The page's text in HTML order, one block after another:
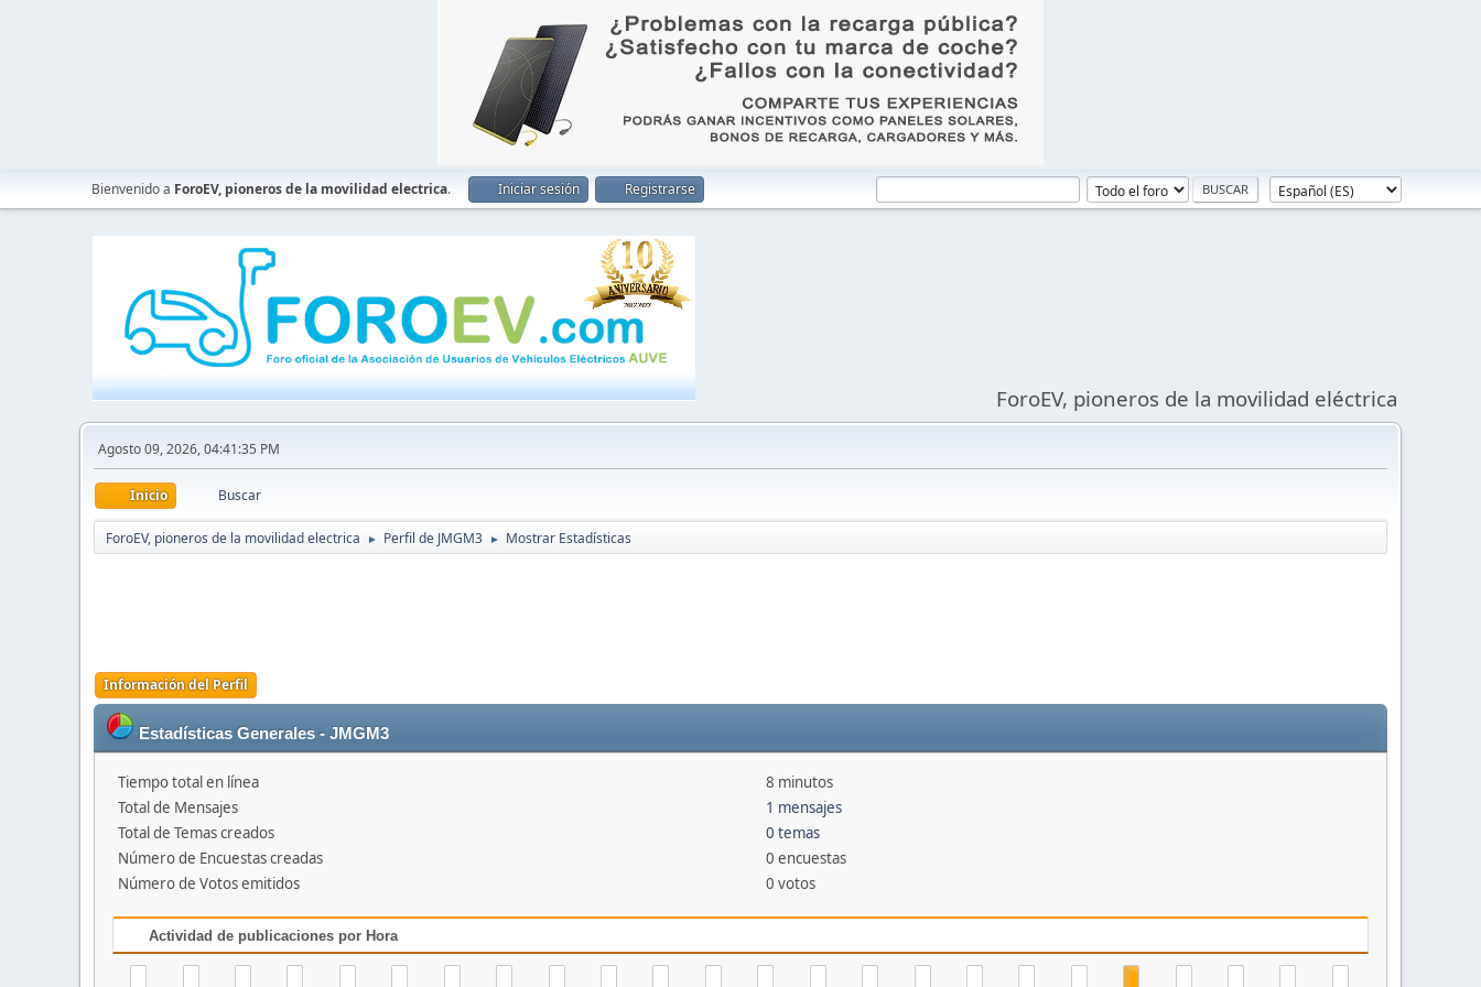
Bienvenido a ForoEV, pioneros de la movilidad electrica. Iniciar sesión Registrarse
ForoEV, pioneros de la movilidad eléctrica
Agosto 09, 2026, 04:41:35 PM
Inicio Buscar
ForoEV, pioneros de la movilidad electrica ► Perfil de JMGM3 ► Mostrar Estadísticas
Información del Perfil
Estadísticas Generales - JMGM3
Tiempo total en línea
8 minutos
Total de Mensajes
1 mensajes
Total de Temas creados
0 temas
Número de Encuestas creadas
0 encuestas
Número de Votos emitidos
0 votos
Actividad de publicaciones por Hora